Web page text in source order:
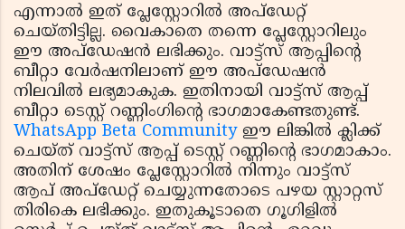
എന്നാല്‍ ഇത് പ്ലേസ്റ്റോറില്‍ അപ്‌ഡേറ്റ്
ചെയ്തിട്ടില്ല. വൈകാതെ തന്നെ പ്ലേസ്റ്റോറിലും
ഈ അപ്‌ഡേഷന്‍ ലഭിക്കും. വാട്ട്‌സ് ആപ്പിന്റെ
ബീറ്റാ വേര്‍ഷനിലാണ് ഈ അപ്‌ഡേഷന്‍
നിലവില്‍ ലഭ്യമാകുക. ഇതിനായി വാട്ട്‌സ് ആപ്പ്
ബീറ്റാ ടെസ്റ്റ് റണ്ണിംഗിന്റെ ഭാഗമാകേണ്ടതുണ്ട്.
WhatsApp Beta Communityഈ ലിങ്കില്‍ ക്ലിക്ക്
ചെയ്ത് വാട്ട്‌സ് ആപ്പ് ടെസ്റ്റ് റണ്ണിന്റെ ഭാഗമാകാം.
അതിന് ശേഷം പ്ലേസ്റ്റോറില്‍ നിന്നും വാട്ട്‌സ്
ആപ് അപ്‌ഡേറ്റ് ചെയ്യുന്നതോടെ പഴയ സ്റ്റാറ്റസ്
തിരികെ ലഭിക്കും. ഇതുകൂടാതെ ഗൂഗിളില്‍